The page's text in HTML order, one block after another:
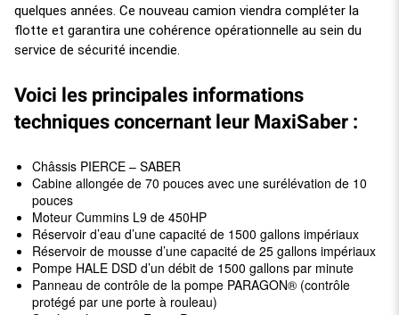
quelques années. Ce nouveau camion viendra compléter la
flotte et garantira une cohérence opérationnelle au sein du
service de sécurité incendie.
Voici les principales informations
techniques concernant leur MaxiSaber :
Châssis PIERCE – SABER
Cabine allongée de 70 pouces avec une surélévation de 10
pouces
Moteur Cummins L9 de 450HP
Réservoir d’eau d’une capacité de 1500 gallons impériaux
Réservoir de mousse d’une capacité de 25 gallons impériaux
Pompe HALE DSD d’un débit de 1500 gallons par minute
Panneau de contrôle de la pompe PARAGON® (contrôle
protégé par une porte à rouleau)